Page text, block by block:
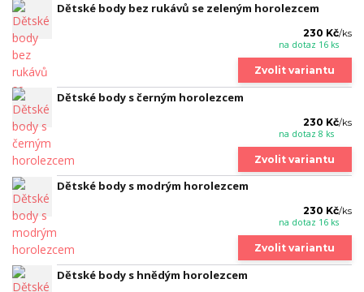
Dětské body bez rukávů se zeleným horolezcem
230 Kč/ks
na dotaz 16 ks
Zvolit variantu
Dětské body s černým horolezcem
230 Kč/ks
na dotaz 8 ks
Zvolit variantu
Dětské body s modrým horolezcem
230 Kč/ks
na dotaz 16 ks
Zvolit variantu
Dětské body s hnědým horolezcem